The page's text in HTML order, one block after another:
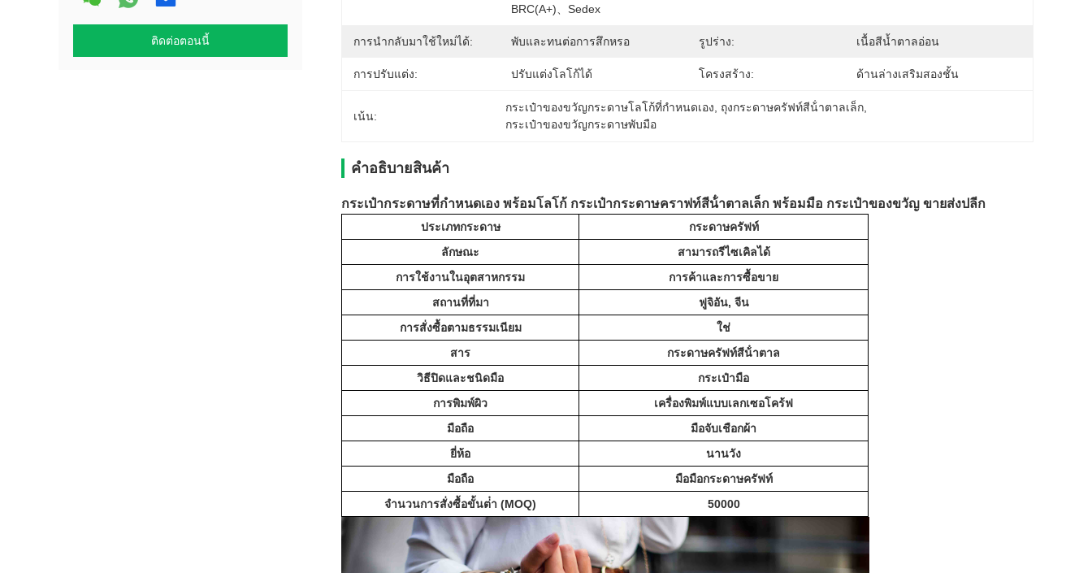
ติดต่อตอนนี้
BRC(A+)、Sedex
การนำกลับมาใช้ใหม่ได้: พับและทนต่อการสึกหรอ รูปร่าง: เนื้อสีน้ำตาลอ่อน
การปรับแต่ง: ปรับแต่งโลโก้ได้ โครงสร้าง: ด้านล่างเสริมสองชั้น
เน้น:
กระเป๋าของขวัญกระดาษโลโก้ที่กําหนดเอง ถุงกระดาษครัฟท์สีน้ําตาลเล็ก
กระเป๋าของขวัญกระดาษพับมือ
คําอธิบายสินค้า
กระเป๋ากระดาษที่กําหนดเอง พร้อมโลโก้ กระเป๋ากระดาษคราฟท์สีน้ําตาลเล็ก พร้อมมือ กระเป๋าของขวัญ ขายส่งปลีก
ประเภทกระดาษ
กระดาษครัฟท์
ลักษณะ
สามารถรีไซเคิลได้
การใช้งานในอุตสาหกรรม
การค้าและการซื้อขาย
สถานที่ที่มา
ฟูจิอัน, จีน
การสั่งซื้อตามธรรมเนียม
ใช่
สาร
กระดาษครัฟท์สีน้ําตาล
วิธีปิดและชนิดมือ
กระเป๋ามือ
การพิมพ์ผิว
เครื่องพิมพ์แบบเลกเซอโคร้ฟ
มือถือ
มือจับเชือกผ้า
ยี่ห้อ
นานวัง
มือถือ
มือมือกระดาษครัฟท์
จํานวนการสั่งซื้อขั้นต่ํา (MOQ)
50000